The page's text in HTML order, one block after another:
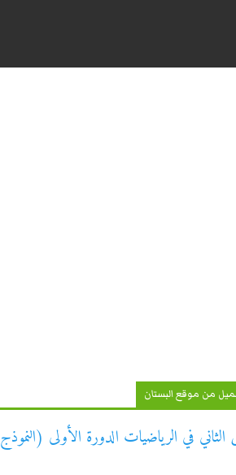
من موقع البستان
في الرياضيات الدورة الأولى (النموذج 1) جذع مشترك علوم